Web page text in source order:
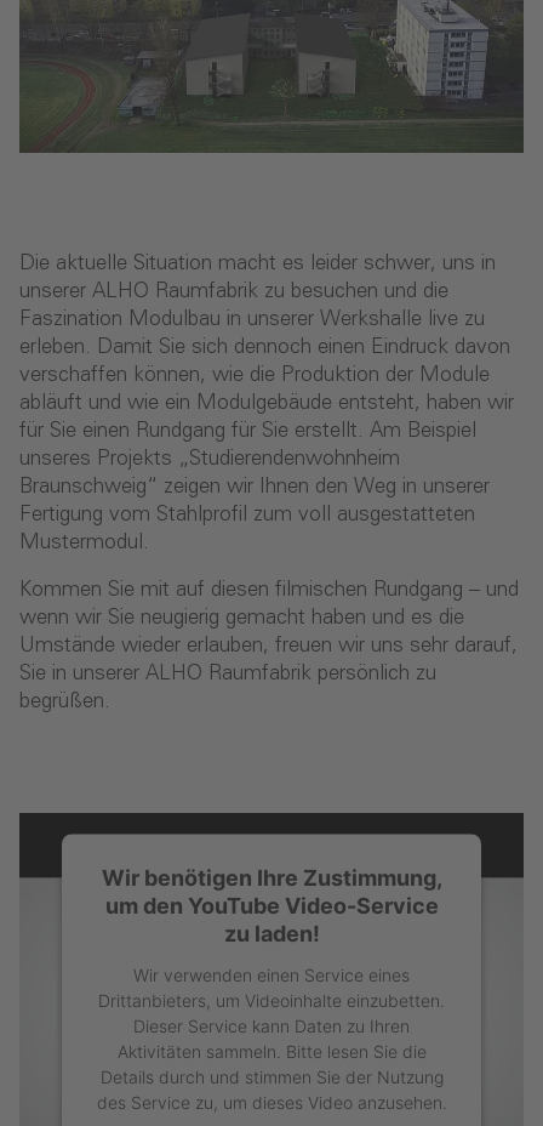
Die aktuelle Situation macht es leider schwer, uns in
unserer ALHO Raumfabrik zu besuchen und die
Faszination Modulbau in unserer Werkshalle live zu
erleben. Damit Sie sich dennoch einen Eindruck davon
verschaffen können, wie die Produktion der Module
abläuft und wie ein Modulgebäude entsteht, haben wir
für Sie einen Rundgang für Sie erstellt. Am Beispiel
unseres Projekts „Studierendenwohnheim
Braunschweig“ zeigen wir Ihnen den Weg in unserer
Fertigung vom Stahlprofil zum voll ausgestatteten
Mustermodul.
Kommen Sie mit auf diesen filmischen Rundgang – und
wenn wir Sie neugierig gemacht haben und es die
Umstände wieder erlauben, freuen wir uns sehr darauf,
Sie in unserer ALHO Raumfabrik persönlich zu
begrüßen.
Wir benötigen Ihre Zustimmung,
um den YouTube Video-Service
zu laden!
Wir verwenden einen Service eines
Drittanbieters, um Videoinhalte einzubetten.
Dieser Service kann Daten zu Ihren
Aktivitäten sammeln. Bitte lesen Sie die
Details durch und stimmen Sie der Nutzung
des Service zu, um dieses Video anzusehen.